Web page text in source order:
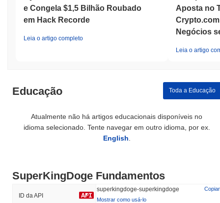
e Congela $1,5 Bilhão Roubado
em Hack Recorde
Leia o artigo completo
Aposta no
Negócios
Leia o artigo
Educação Toda a Educação
Atualmente não há artigos educacionais disponíveis no
idioma selecionado. Tente navegar em outro idioma, por ex.
English
SuperKingDoge Fundamentos
ID da API
superkingdoge-superkingdoge
Copiar
Mostrar como usá-lo